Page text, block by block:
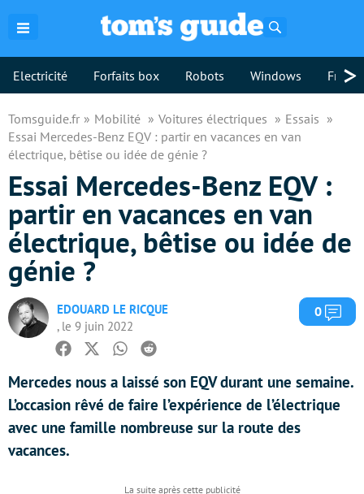
Electricité Forfaits box Robots Windows >
Tomsguide.fr Mobilité Voitures électriques
Essais
Essai Mercedes-Benz EQV : partir en vacances en van
électrique, bêtise ou idée de génie ?
Essai Mercedes-Benz EQV :
partir en vacances en van
électrique, bêtise ou idée de
génie ?
EDOUARD LE RICQUE
, le 9 juin 2022
0
Facebook
TwitterWhatsapp
Reddit
Mercedes nous a laissé son EQV durant une semaine.
L’occasion rêvé de faire l’expérience de l’électrique
avec une famille nombreuse sur la route des
vacances.